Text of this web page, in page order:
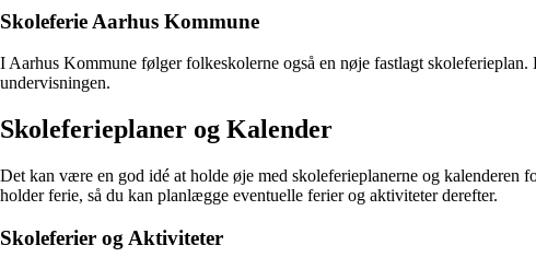
Skoleferie Aarhus Kommune
I Aarhus Kommune følger folkeskolerne også en nøje fastlagt
undervisningen.
Skoleferieplaner og Kalender
Det kan være en god idé at holde øje med skoleferieplanerne og kalenderen
holder ferie, så du kan planlægge eventuelle ferier og aktiviteter derefter.
Skoleferier og Aktiviteter